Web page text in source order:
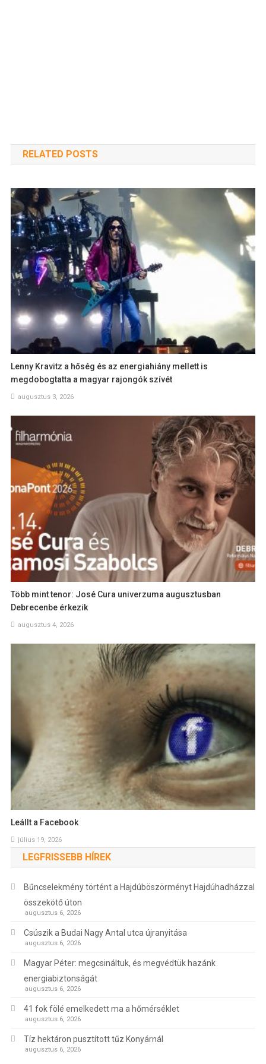
RELATED POSTS
Lenny Kravitz a hőség és az energiahiány mellett is
megdobogtatta a magyar rajongók szívét
augusztus 3, 2026
Több mint tenor: José Cura univerzuma augusztusban
Debrecenbe érkezik
augusztus 4, 2026
Leállt a Facebook
július 19, 2026
LEGFRISSEBB HÍREK
Bűncselekmény történt a Hajdúböszörményt Hajdúhadházzal
összekötő úton
augusztus 6, 2026
Csúszik a Budai Nagy Antal utca újranyitása
augusztus 6, 2026
Magyar Péter: megcsináltuk, és megvédtük hazánk
energiabiztonságát
augusztus 6, 2026
41 fok fölé emelkedett ma a hőmérséklet
augusztus 6, 2026
Tíz hektáron pusztított tűz Konyárnál
augusztus 6, 2026